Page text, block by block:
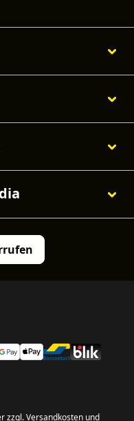
zzgl.Versandkosten und